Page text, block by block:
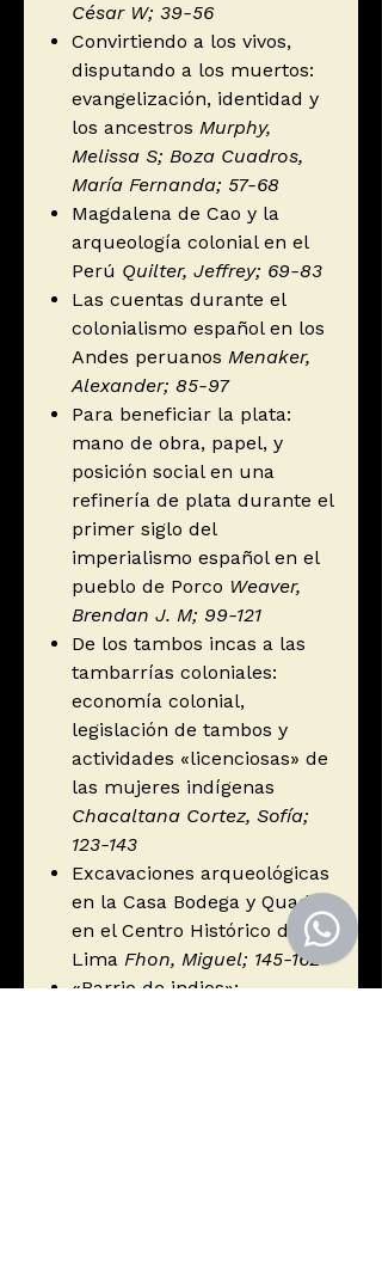
César W; 39-56
Convirtiendo a los vivos,
disputando a los muertos:
evangelización, identidad y
los ancestros Murphy,
Melissa S; Boza Cuadros,
María Fernanda; 57-68
Magdalena de Cao y la
arqueología colonial en el
Perú Quilter, Jeffrey; 69-83
Las cuentas durante el
colonialismo español en los
Andes peruanos Menaker,
Alexander; 85-97
Para beneficiar la plata:
mano de obra, papel, y
posición social en una
refinería de plata durante el
primer siglo del
imperialismo español en el
pueblo de Porco Weaver,
Brendan J. M; 99-121
De los tambos incas a las
tambarrías coloniales:
economía colonial,
legislación de tambos y
actividades «licenciosas» de
las mujeres indígenas
Chacaltana Cortez, Sofía;
123-143
Excavaciones arqueológicas
en la Casa Bodega y Quadra
en el Centro Histórico de
Lima Fhon, Miguel; 145-162
«Barrio de indios»: